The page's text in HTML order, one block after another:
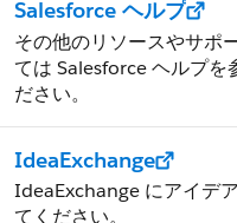
Salesforce ヘルプ
その他のリソースやサポ
ては Salesforce ヘルプを
ださい。
IdeaExchange
IdeaExchange にアイデ
てください。